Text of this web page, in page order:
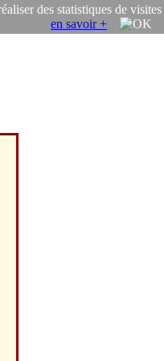
des statistiques de visites
en savoir +